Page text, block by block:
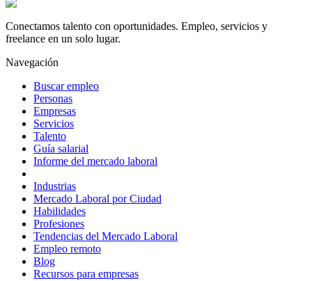
Conectamos talento con oportunidades. Empleo, servicios y
freelance en un solo lugar.
Navegación
Buscar empleo
Personas
Empresas
Servicios
Talento
Guía salarial
Informe del mercado laboral
Industrias
Mercado Laboral por Ciudad
Habilidades
Profesiones
Tendencias del Mercado Laboral
Empleo remoto
Blog
Recursos para empresas